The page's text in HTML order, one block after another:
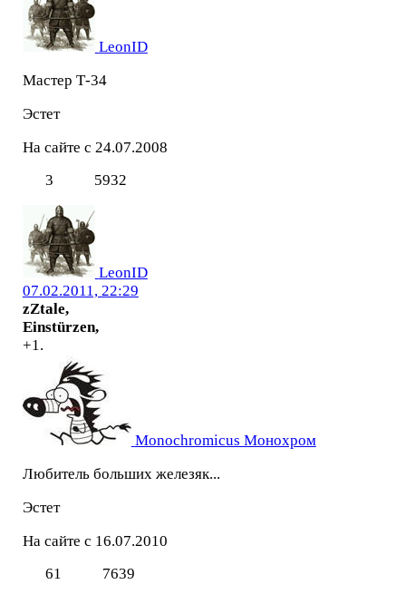
LeonID
Мастер Т-34
Эстет
На сайте с 24.07.2008
3
5932
LeonID
07.02.2011, 22:29
zZtale,
Einstürzen,
+1.
Monochromicus Монохром
Любитель больших железяк...
Эстет
На сайте с 16.07.2010
61
7639